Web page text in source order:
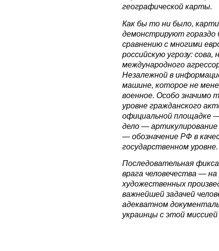
географической карты.
Как бы то ни было,
демонстрируют
сравнению с многими
российскую угрозу:
международного
Незалежной в
машине, которое не
военное. Особо значимо
уровне гражданского
официальной площадке
дело — артикулирование
— обозначение РФ в
государственном уровне.
Последовательная
врага человечества —
художественных
важнейшей задачей
адекватном
украинцы с этой